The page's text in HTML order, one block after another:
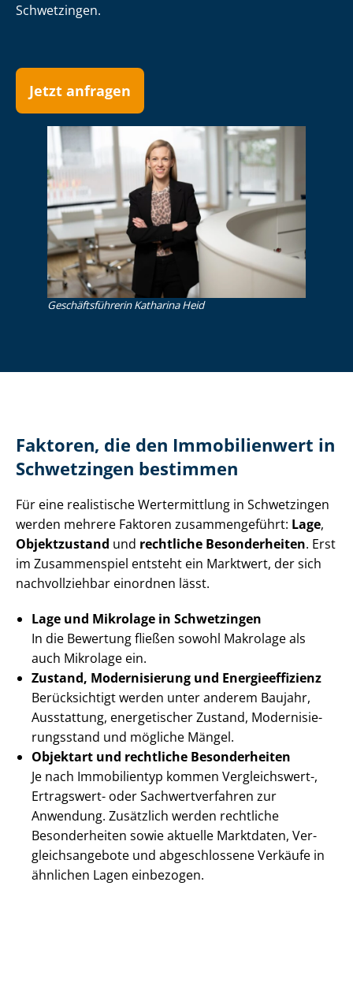
Schwetzingen.
Jetzt anfragen
Ge­schäfts­füh­re­rin Katharina Heid
Faktoren, die den Immobilienwert in
Schwetzingen bestimmen
Für eine realistische Wertermittlung in Schwetzingen
werden mehrere Faktoren zusammengeführt: Lage,
Objektzustand und rechtliche Besonderheiten. Erst
im Zusammenspiel entsteht ein Marktwert, der sich
nachvollziehbar einordnen lässt.
Lage und Mikrolage in Schwetzingen
In die Bewertung fließen sowohl Makrolage als
auch Mikrolage ein.
Zustand, Modernisierung und En­er­gie­ef­fi­zi­enz
Berücksichtigt werden unter anderem Baujahr,
Ausstattung, energetischer Zustand, Mo­der­ni­sie­
rungs­stand und mögliche Mängel.
Objektart und rechtliche Besonderheiten
Je nach Immobilientyp kommen Vergleichswert-,
Ertragswert- oder Sach­wert­ver­fah­ren zur
Anwendung. Zusätzlich werden rechtliche
Besonderheiten sowie aktuelle Marktdaten, Ver­
gleichs­an­ge­bo­te und abgeschlossene Verkäufe in
ähnlichen Lagen einbezogen.